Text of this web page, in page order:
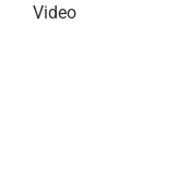
Video